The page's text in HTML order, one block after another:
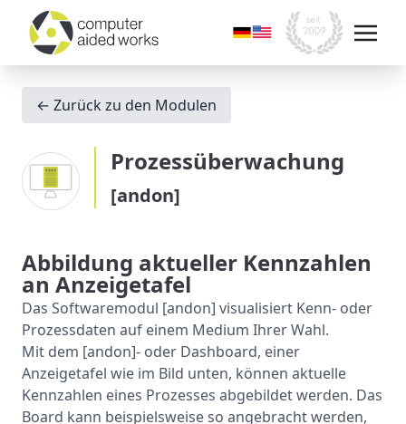
← Zurück zu den Modulen
Prozessüberwachung
[andon]
Abbildung aktueller Kennzahlen
an Anzeigetafel
Das Softwaremodul [andon] visualisiert Kenn- oder
Prozessdaten auf einem Medium Ihrer Wahl.
Mit dem [andon]- oder Dashboard, einer
Anzeigetafel wie im Bild unten, können aktuelle
Kennzahlen eines Prozesses abgebildet werden. Das
Board kann beispielsweise so angebracht werden,